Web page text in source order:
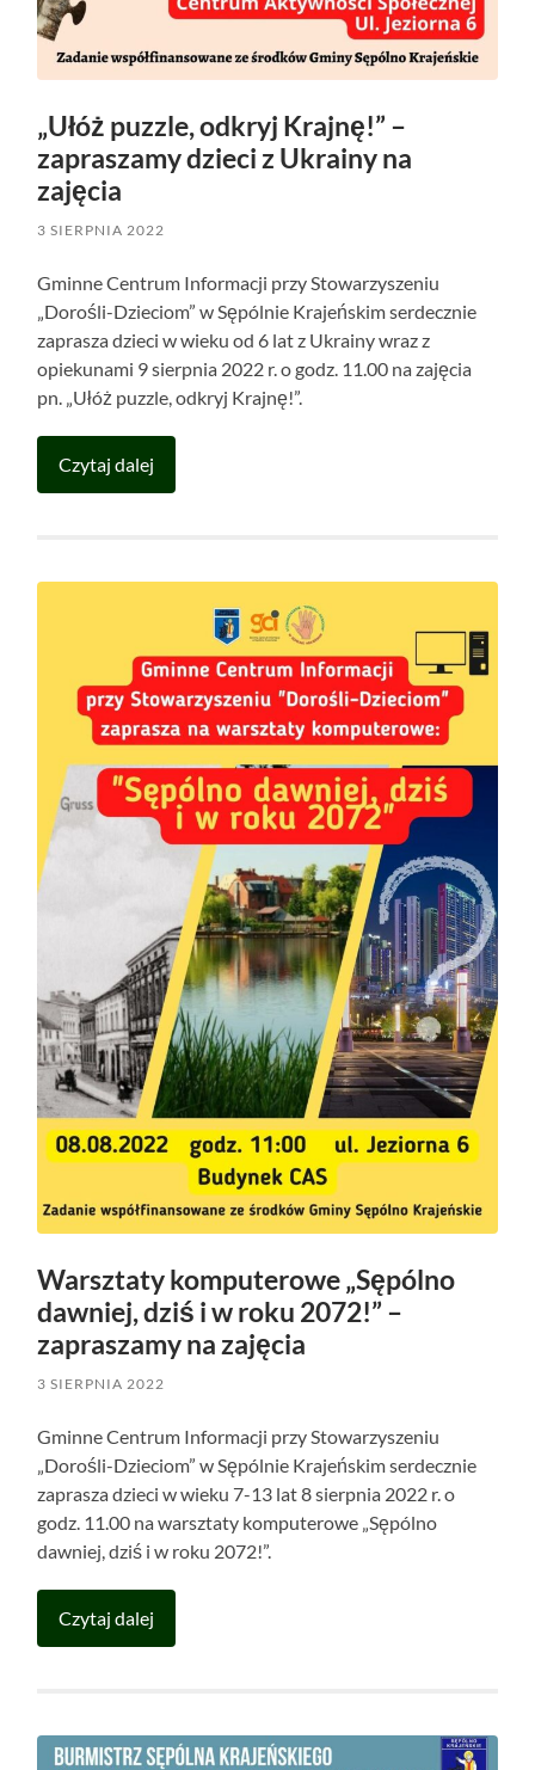
„Ułóż puzzle, odkryj Krajnę!” –
zapraszamy dzieci z Ukrainy na
zajęcia
3 SIERPNIA 2022
Gminne Centrum Informacji przy Stowarzyszeniu
„Dorośli-Dzieciom” w Sępólnie Krajeńskim serdecznie
zaprasza dzieci w wieku od 6 lat z Ukrainy wraz z
opiekunami 9 sierpnia 2022 r. o godz. 11.00 na zajęcia
pn. „Ułóż puzzle, odkryj Krajnę!”.
Czytaj dalej
Warsztaty komputerowe „Sępólno
dawniej, dziś i w roku 2072!” –
zapraszamy na zajęcia
3 SIERPNIA 2022
Gminne Centrum Informacji przy Stowarzyszeniu
„Dorośli-Dzieciom” w Sępólnie Krajeńskim serdecznie
zaprasza dzieci w wieku 7-13 lat 8 sierpnia 2022 r. o
godz. 11.00 na warsztaty komputerowe „Sępólno
dawniej, dziś i w roku 2072!”.
Czytaj dalej